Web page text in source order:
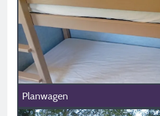
Planwagen